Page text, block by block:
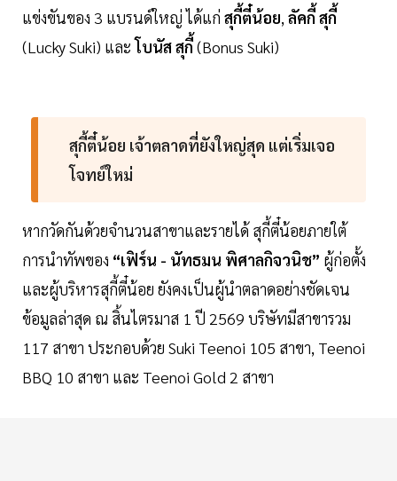
แข่งขันของ 3 แบรนด์ใหญ่ ได้แก่ สุกี้ตี๋น้อย, ลัคกี้ สุกี้
(Lucky Suki) และโบนัส สุกี้(Bonus Suki)
สุกี้ตี๋น้อย เจ้าตลาดที่ยังใหญ่สุด แต่เริ่มเจอ
โจทย์ใหม่
หากวัดกันด้วยจำนวนสาขาและรายได้ สุกี้ตี๋น้อยภายใต้
การนำทัพของ “เฟิร์น - นัทธมน พิศาลกิจวนิช” ผู้ก่อตั้ง
และผู้บริหารสุกี้ตี๋น้อย ยังคงเป็นผู้นำตลาดอย่างชัดเจน
ข้อมูลล่าสุด ณ สิ้นไตรมาส 1 ปี 2569 บริษัทมีสาขารวม
117 สาขา ประกอบด้วย Suki Teenoi 105 สาขา, Teenoi
BBQ 10 สาขา และ Teenoi Gold 2 สาขา